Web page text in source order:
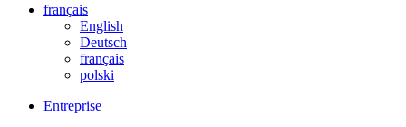
français
English
Deutsch
français
polski
Entreprise